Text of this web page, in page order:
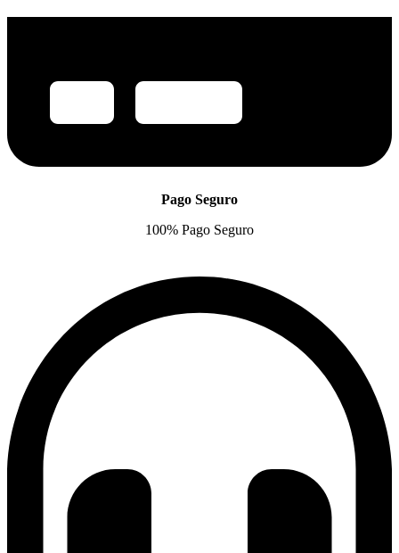
Pago Seguro
100% Pago Seguro